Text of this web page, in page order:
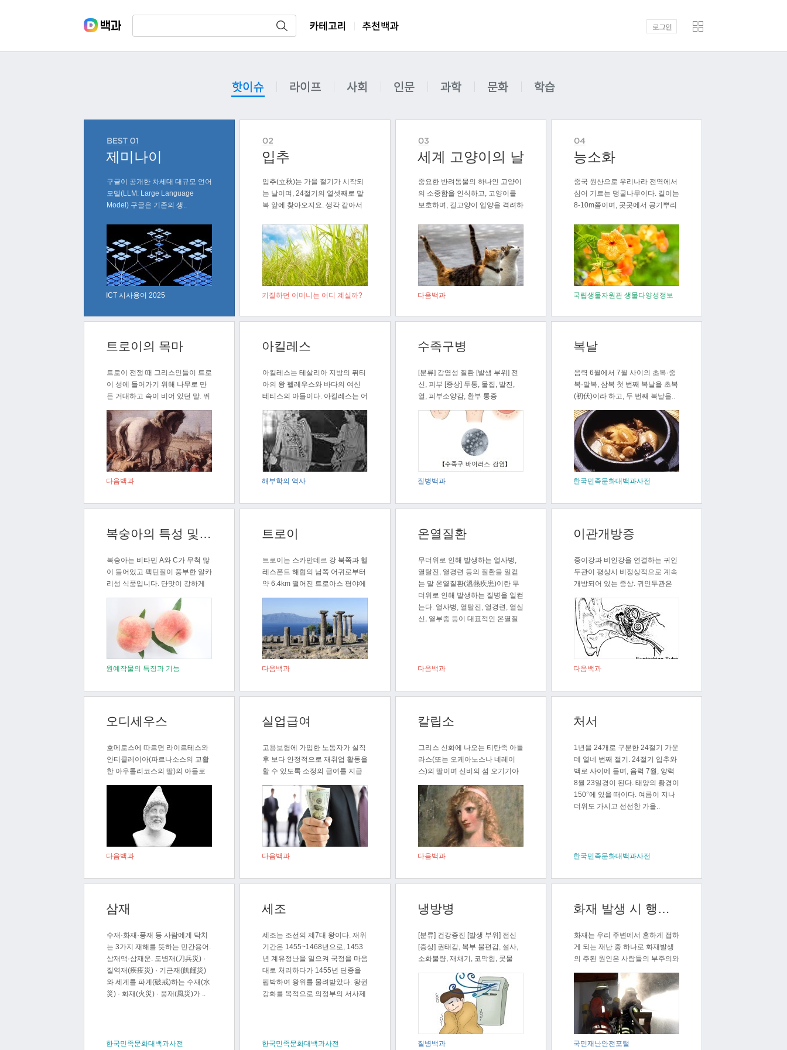
검색 카테고리 추천백과 로그인
핫이슈 라이프 사회 인문 과학 문화 학습
제미나이
구글이 공개한 차세대 대규모 언어
모델(LLM: Large Language
Model) 구글은 기존의 생..
ICT 시사용어 2025
입추
입추(立秋)는 가을 절기가 시작되
는 날이며, 24절기의 열셋째로 말
복 앞에 찾아오지요. 생각 같아서
키질하던 어머니는 어디 계실까?
세계 고양이의 날
중요한 반려동물의 하나인 고양이
의 소중함을 인식하고, 고양이를
보호하며, 길고양이 입양을 격려하
다음백과
능소화
중국 원산으로 우리나라 전역에서
심어 기르는 덩굴나무이다. 길이는
8-10m쯤이며, 곳곳에서 공기뿌리
국립생물자원관 생물다양성정보
트로이의 목마
트로이 전쟁 때 그리스인들이 트로
이 성에 들어가기 위해 나무로 만
든 거대하고 속이 비어 있던 말. 뛰
다음백과
아킬레스
아킬레스는 테살리아 지방의 퓌티
아의 왕 펠레우스와 바다의 여신
테티스의 아들이다. 아킬레스는 어
해부학의 역사
수족구병
[분류] 감염성 질환 [발생 부위] 전
신, 피부 [증상] 두통, 물집, 발진,
열, 피부소양감, 환부 통증
질병백과
복날
음력 6월에서 7월 사이의 초복·중
복·말복, 삼복 첫 번째 복날을 초복
(初伏)이라 하고, 두 번째 복날을..
한국민족문화대백과사전
복숭아의 특성 및 영양학적 가치
복숭아는 비타민 A와 C가 무척 많
이 들어있고 펙틴질이 풍부한 알카
리성 식품입니다. 단맛이 강하게
원예작물의 특징과 기능
트로이
트로이는 스카만데르 강 북쪽과 헬
레스폰트 해협의 남쪽 어귀로부터
약 6.4km 떨어진 트로아스 평야에
다음백과
온열질환
무더위로 인해 발생하는 열사병,
열탈진, 열경련 등의 질환을 일컫
는 말 온열질환(溫熱疾患)이란 무
더위로 인해 발생하는 질병을 일컫
는다. 열사병, 열탈진, 열경련, 열실
신, 열부종 등이 대표적인 온열질
다음백과
이관개방증
중이강과 비인강을 연결하는 귀인
두관이 평상시 비정상적으로 계속
개방되어 있는 증상. 귀인두관은
다음백과
오디세우스
호메로스에 따르면 라이르테스와
안티클레이아(파르나소스의 교활
한 아우톨리코스의 딸)의 아들로
다음백과
실업급여
고용보험에 가입한 노동자가 실직
후 보다 안정적으로 재취업 활동을
할 수 있도록 소정의 급여를 지급
다음백과
칼립소
그리스 신화에 나오는 티탄족 아틀
라스(또는 오케아노스나 네레이
스)의 딸이며 신비의 섬 오기기아
다음백과
처서
1년을 24개로 구분한 24절기 가운
데 열네 번째 절기. 24절기 입추와
백로 사이에 들며, 음력 7월, 양력
8월 23일경이 된다. 태양의 황경이
150°에 있을 때이다. 여름이 지나
더위도 가시고 선선한 가을..
한국민족문화대백과사전
삼재
수재·화재·풍재 등 사람에게 닥치
는 3가지 재해를 뜻하는 민간용어.
삼재액·삼재운. 도병재(刀兵災) ·
질역재(疾疫災) · 기근재(飢饉災)
와 세계를 파계(破戒)하는 수재(水
災) · 화재(火災) · 풍재(風災)가 ..
한국민족문화대백과사전
세조
세조는 조선의 제7대 왕이다. 재위
기간은 1455~1468년으로, 1453
년 계유정난을 일으켜 국정을 마음
대로 처리하다가 1455년 단종을
핍박하여 왕위를 물려받았다. 왕권
강화를 목적으로 의정부의 서사제
한국민족문화대백과사전
냉방병
[분류] 건강증진 [발생 부위] 전신
[증상] 권태감, 복부 불편감, 설사,
소화불량, 재채기, 코막힘, 콧물
질병백과
화재 발생 시 행동요령
화재는 우리 주변에서 흔하게 접하
게 되는 재난 중 하나로 화재발생
의 주된 원인은 사람들의 부주의와
국민재난안전포털